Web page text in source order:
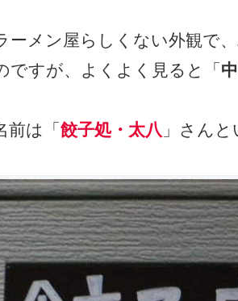
ーメン屋らしくない外観で
ですが、よくよく見ると「
前は「 餃子処・太八 」さん